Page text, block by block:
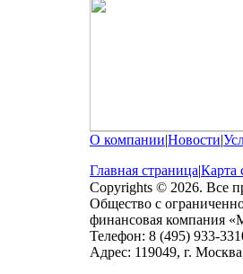
О компании|Новости|
Главная страница|Карта
Copyrights © 2026. Все
Общество с
финансовая компания
Телефон: 8 (495) 933-
Адрес: 119049, г.